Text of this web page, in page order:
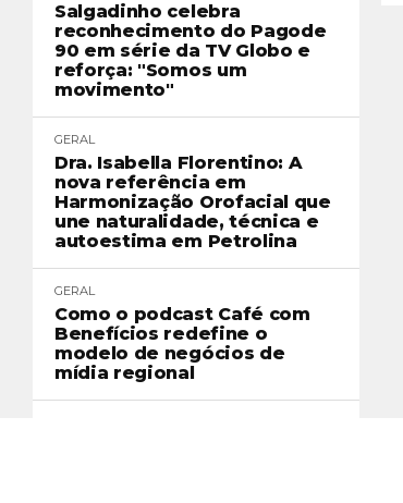
Salgadinho celebra
reconhecimento do Pagode
90 em série da TV Globo e
reforça: "Somos um
movimento"
GERAL
Dra. Isabella Florentino: A
nova referência em
Harmonização Orofacial que
une naturalidade, técnica e
autoestima em Petrolina
GERAL
Como o podcast Café com
Benefícios redefine o
modelo de negócios de
mídia regional